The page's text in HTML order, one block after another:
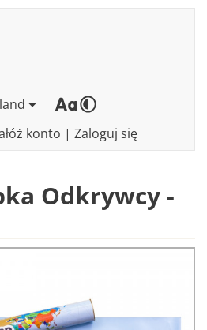
konto | Zaloguj się
Odkrywcy -